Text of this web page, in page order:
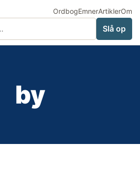
OrdbogEmnerArtiklerOm
Slå op
by